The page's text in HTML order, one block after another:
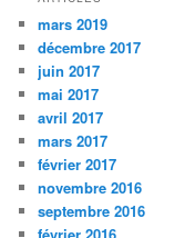
mars 2019
décembre 2017
juin 2017
mai 2017
avril 2017
mars 2017
février 2017
novembre 2016
septembre 2016